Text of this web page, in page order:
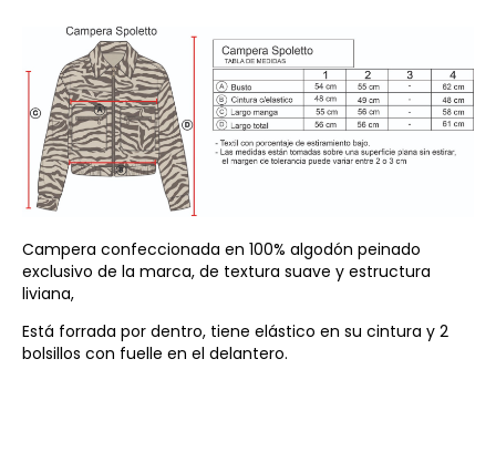
Campera confeccionada en 100% algodón peinado
exclusivo de la marca, de textura suave y estructura
liviana,
Está forrada por dentro, tiene elástico en su cintura y 2
bolsillos con fuelle en el delantero.